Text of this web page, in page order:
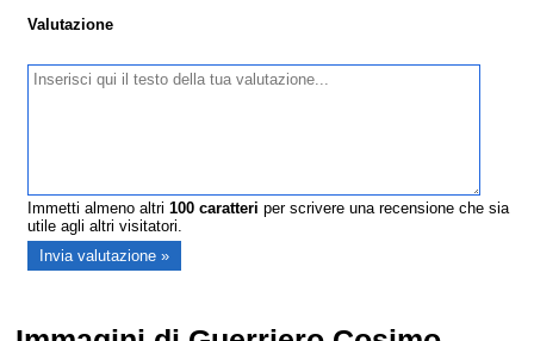
Valutazione
Immetti almeno altri100 caratteri per scrivere una recensione che sia
utile agli altri visitatori.